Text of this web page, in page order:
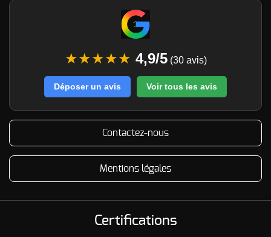
★★★★★ 4,9/5(30 avis)
Déposer un avis Voir tous les avis
Contactez-nous
Mentions légales
Certifications